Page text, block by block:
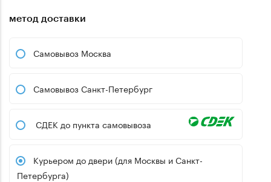
метод доставки
Самовывоз Москва
Самовывоз Санкт-Петербург
СДЕК до пункта самовывоза
Курьером до двери (для Москвы и Санкт-
Петербурга)